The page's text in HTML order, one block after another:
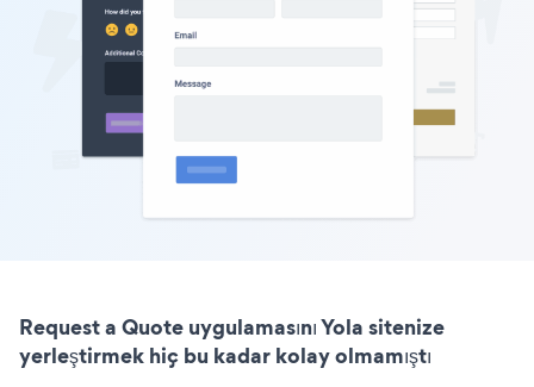
Request a Quote uygulamasını Yola sitenize
yerleştirmek hiç bu kadar kolay olmamıştı